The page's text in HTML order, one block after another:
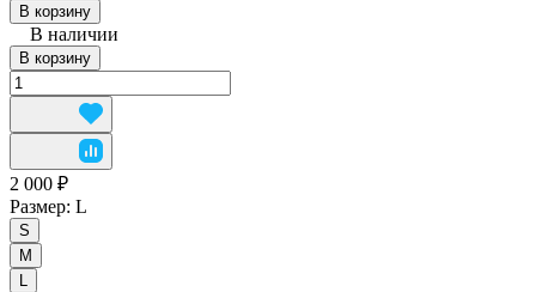
В корзину
В наличии
В корзину
2 000 ₽
Размер: L
S
M
L